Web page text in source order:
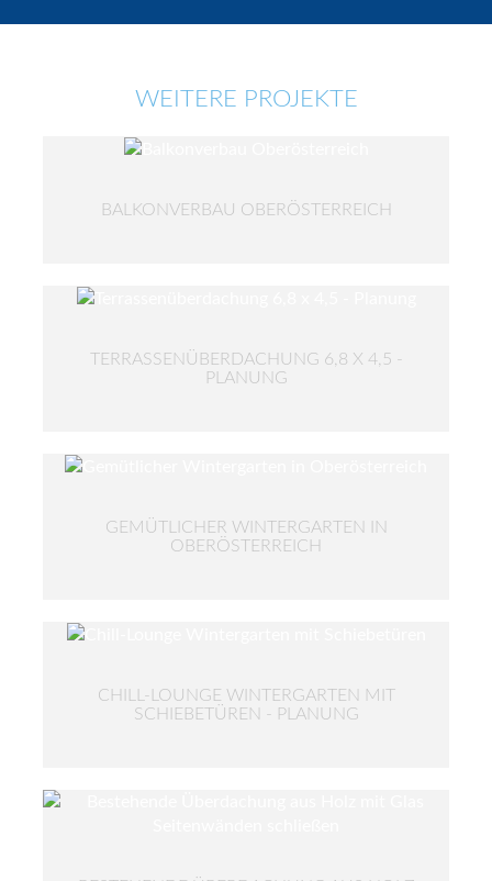
WEITERE PROJEKTE
BALKONVERBAU OBERÖSTERREICH
TERRASSENÜBERDACHUNG 6,8 X 4,5 -
PLANUNG
GEMÜTLICHER WINTERGARTEN IN
OBERÖSTERREICH
CHILL-LOUNGE WINTERGARTEN MIT
SCHIEBETÜREN - PLANUNG